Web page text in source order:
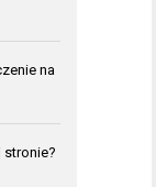
na
stronie?